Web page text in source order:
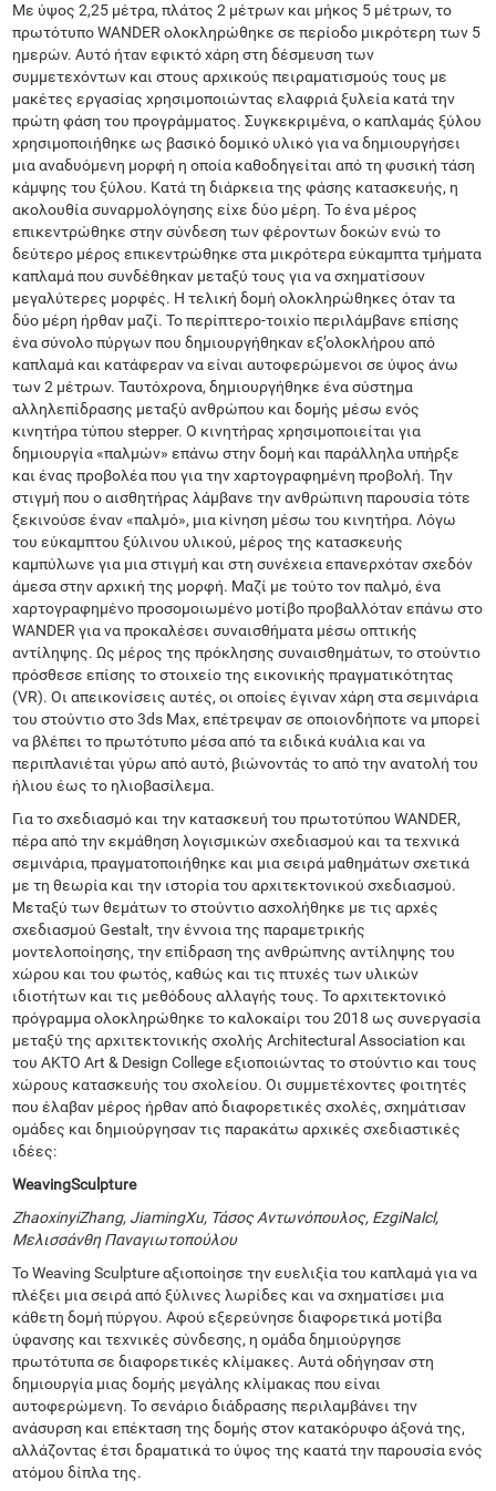
Με ύψος 2,25 μέτρα, πλάτος 2 μέτρων και μήκος 5 μέτρων, το
πρωτότυπο WANDER ολοκληρώθηκε σε περίοδο μικρότερη των 5
ημερών. Αυτό ήταν εφικτό χάρη στη δέσμευση των
συμμετεχόντων και στους αρχικούς πειραματισμούς τους με
μακέτες εργασίας χρησιμοποιώντας ελαφριά ξυλεία κατά την
πρώτη φάση του προγράμματος. Συγκεκριμένα, ο καπλαμάς ξύλου
χρησιμοποιήθηκε ως βασικό δομικό υλικό για να δημιουργήσει
μια αναδυόμενη μορφή η οποία καθοδηγείται από τη φυσική τάση
κάμψης του ξύλου. Κατά τη διάρκεια της φάσης κατασκευής, η
ακολουθία συναρμολόγησης είχε δύο μέρη. Το ένα μέρος
επικεντρώθηκε στην σύνδεση των φέροντων δοκών ενώ το
δεύτερο μέρος επικεντρώθηκε στα μικρότερα εύκαμπτα τμήματα
καπλαμά που συνδέθηκαν μεταξύ τους για να σχηματίσουν
μεγαλύτερες μορφές. Η τελική δομή ολοκληρώθηκες όταν τα
δύο μέρη ήρθαν μαζί. Το περίπτερο-τοιχίο περιλάμβανε επίσης
ένα σύνολο πύργων που δημιουργήθηκαν εξ’ολοκλήρου από
καπλαμά και κατάφεραν να είναι αυτοφερώμενοι σε ύψος άνω
των 2 μέτρων. Ταυτόχρονα, δημιουργήθηκε ένα σύστημα
αλληλεπίδρασης μεταξύ ανθρώπου και δομής μέσω ενός
κινητήρα τύπου stepper. Ο κινητήρας χρησιμοποιείται για
δημιουργία «παλμών» επάνω στην δομή και παράλληλα υπήρξε
και ένας προβολέα που για την χαρτογραφημένη προβολή. Την
στιγμή που ο αισθητήρας λάμβανε την ανθρώπινη παρουσία τότε
ξεκινούσε έναν «παλμό», μια κίνηση μέσω του κινητήρα. Λόγω
του εύκαμπτου ξύλινου υλικού, μέρος της κατασκευής
καμπύλωνε για μια στιγμή και στη συνέχεια επανερχόταν σχεδόν
άμεσα στην αρχική της μορφή. Μαζί με τούτο τον παλμό, ένα
χαρτογραφημένο προσομοιωμένο μοτίβο προβαλλόταν επάνω στο
WANDER για να προκαλέσει συναισθήματα μέσω οπτικής
αντίληψης. Ως μέρος της πρόκλησης συναισθημάτων, το στούντιο
πρόσθεσε επίσης το στοιχείο της εικονικής πραγματικότητας
(VR). Οι απεικονίσεις αυτές, οι οποίες έγιναν χάρη στα σεμινάρια
του στούντιο στο 3ds Max, επέτρεψαν σε οποιονδήποτε να μπορεί
να βλέπει το πρωτότυπο μέσα από τα ειδικά κυάλια και να
περιπλανιέται γύρω από αυτό, βιώνοντάς το από την ανατολή του
ήλιου έως το ηλιοβασίλεμα.
Για το σχεδιασμό και την κατασκευή του πρωτοτύπου WANDER,
πέρα ​​από την εκμάθηση λογισμικών σχεδιασμού και τα τεχνικά
σεμινάρια, πραγματοποιήθηκε και μια σειρά μαθημάτων σχετικά
με τη θεωρία και την ιστορία του αρχιτεκτονικού σχεδιασμού.
Μεταξύ των θεμάτων το στούντιο ασχολήθηκε με τις αρχές
σχεδιασμού Gestalt, την έννοια της παραμετρικής
μοντελοποίησης, την επίδραση της ανθρώπνης αντίληψης του
χώρου και του φωτός, καθώς και τις πτυχές των υλικών
ιδιοτήτων και τις μεθόδους αλλαγής τους. Το αρχιτεκτονικό
πρόγραμμα ολοκληρώθηκε το καλοκαίρι του 2018 ως συνεργασία
μεταξύ της αρχιτεκτονικής σχολής Architectural Association και
του ΑΚΤΟ Art & Design College εξιοποιώντας το στούντιο και τους
χώρους κατασκευής του σχολείου. Οι συμμετέχοντες φοιτητές
που έλαβαν μέρος ήρθαν από διαφορετικές σχολές, σχημάτισαν
ομάδες και δημιούργησαν τις παρακάτω αρχικές σχεδιαστικές
ιδέες:
WeavingSculpture
ZhaoxinyiZhang, JiamingXu, Τάσος Αντωνόπουλος, EzgiNalcl,
Μελισσάνθη Παναγιωτοπούλου
Το Weaving Sculpture αξιοποίησε την ευελιξία του καπλαμά για να
πλέξει μια σειρά από ξύλινες λωρίδες και να σχηματίσει μια
κάθετη δομή πύργου. Αφού εξερεύνησε διαφορετικά μοτίβα
ύφανσης και τεχνικές σύνδεσης, η ομάδα δημιούργησε
πρωτότυπα σε διαφορετικές κλίμακες. Αυτά οδήγησαν στη
δημιουργία μιας δομής μεγάλης κλίμακας που είναι
αυτοφερώμενη. Το σενάριο διάδρασης περιλαμβάνει την
ανάσυρση και επέκταση της δομής στον κατακόρυφο άξονά της,
αλλάζοντας έτσι δραματικά το ύψος της καατά την παρουσία ενός
ατόμου δίπλα της.